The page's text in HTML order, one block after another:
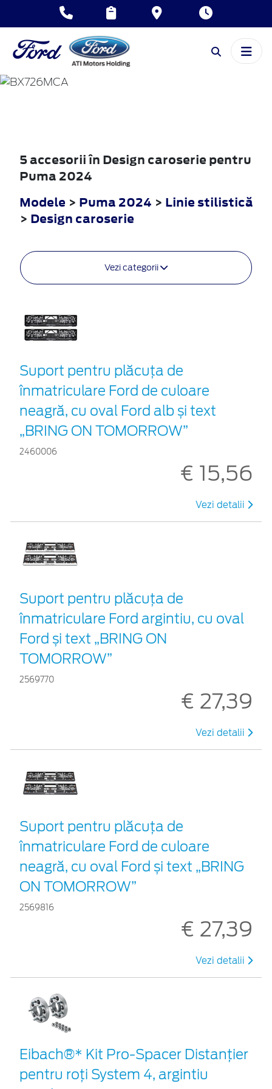
PUMA
5 accesorii în Design caroserie pentru
Puma 2024
Modele > Puma 2024 > Linie stilistică
> Design caroserie
Vezi categorii
Suport pentru plăcuța de
înmatriculare Ford de culoare
neagră, cu oval Ford alb și text
„BRING ON TOMORROW”
2460006
€ 15,56
Vezi detalii
Suport pentru plăcuța de
înmatriculare Ford argintiu, cu oval
Ford și text „BRING ON
TOMORROW”
2569770
€ 27,39
Vezi detalii
Suport pentru plăcuța de
înmatriculare Ford de culoare
neagră, cu oval Ford și text „BRING
ON TOMORROW”
2569816
€ 27,39
Vezi detalii
Eibach®* Kit Pro-Spacer Distanțier
pentru roți System 4, argintiu